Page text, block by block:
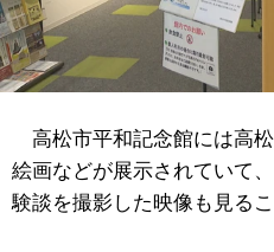
高松市平和記念館には高松
絵画などが展示されていて
験談を撮影した映像も見るこ